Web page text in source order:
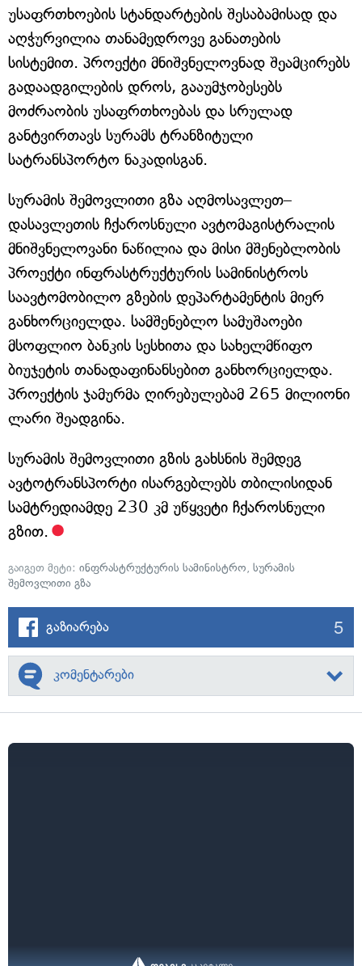
უსაფრთხოების სტანდარტების შესაბამისად და
აღჭურვილია თანამედროვე განათების
სისტემით. პროექტი მნიშვნელოვნად შეამცირებს
გადაადგილების დროს, გააუმჯობესებს
მოძრაობის უსაფრთხოებას და სრულად
განტვირთავს სურამს ტრანზიტული
სატრანსპორტო ნაკადისგან.
სურამის შემოვლითი გზა აღმოსავლეთ–
დასავლეთის ჩქაროსნული ავტომაგისტრალის
მნიშვნელოვანი ნაწილია და მისი მშენებლობის
პროექტი ინფრასტრუქტურის სამინისტროს
საავტომობილო გზების დეპარტამენტის მიერ
განხორციელდა. სამშენებლო სამუშაოები
მსოფლიო ბანკის სესხითა და სახელმწიფო
ბიუჯეტის თანადაფინანსებით განხორციელდა.
პროექტის ჯამურმა ღირებულებამ 265 მილიონი
ლარი შეადგინა.
სურამის შემოვლითი გზის გახსნის შემდეგ
ავტოტრანსპორტი ისარგებლებს თბილისიდან
სამტრედიამდე 230 კმ უწყვეტი ჩქაროსნული
გზით.
გაიგეთ მეტი: ინფრასტრუქტურის სამინისტრო, სურამის
შემოვლითი გზა
გაზიარება 5
კომენტარები